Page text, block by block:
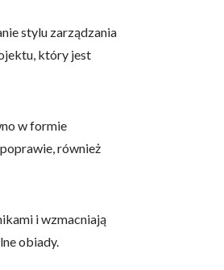
stylu zarządzania
który jest
w formie
również
i wzmacniają
obiady.